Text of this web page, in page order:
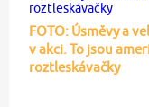
FOTO: Úsměvy a
v akci. To jsou
roztleskávačky